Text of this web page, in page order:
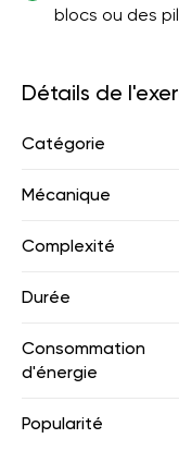
blocs ou des
Détails de
Catégorie
Mécanique
Complexité
Durée
Consommation
d'énergie
Popularité